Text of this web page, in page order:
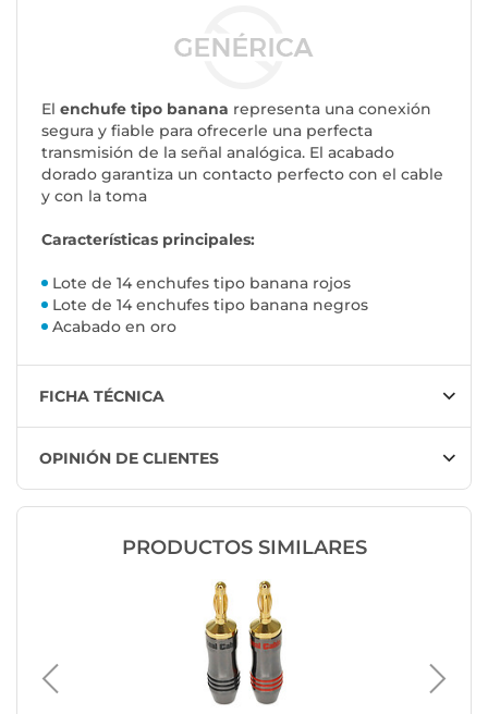
El enchufe tipo banana representa una conexión
segura y fiable para ofrecerle una perfecta
transmisión de la señal analógica. El acabado
dorado garantiza un contacto perfecto con el cable
y con la toma
Características principales:
Lote de 14 enchufes tipo banana rojos
Lote de 14 enchufes tipo banana negros
Acabado en oro
FICHA TÉCNICA
OPINIÓN DE CLIENTES
PRODUCTOS SIMILARES